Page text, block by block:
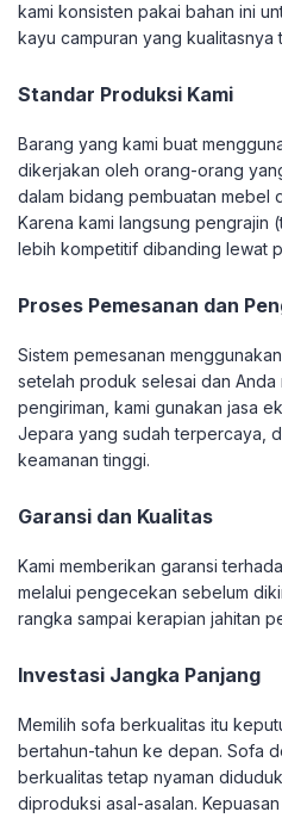
kami konsisten pakai bahan ini
kayu campuran yang kualitasnya
Standar Produksi Kami
Barang yang kami buat
dikerjakan oleh orang-orang
dalam bidang pembuatan mebel
Karena kami langsung pengrajin
lebih kompetitif dibanding lewat
Proses Pemesanan dan
Sistem pemesanan
setelah produk selesai dan Anda
pengiriman, kami gunakan jasa
Jepara yang sudah terpercaya,
keamanan tinggi.
Garansi dan Kualitas
Kami memberikan garansi
melalui pengecekan sebelum
rangka sampai kerapian jahitan
Investasi Jangka Panjang
Memilih sofa berkualitas itu
bertahun-tahun ke depan. Sofa
berkualitas tetap nyaman
diproduksi asal-asalan.